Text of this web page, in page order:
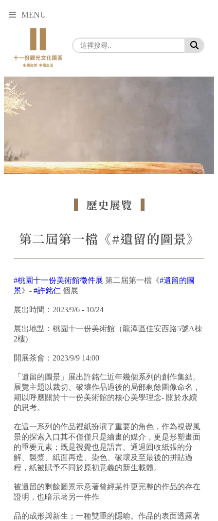
MENU
歷史展覽
第二屆第一檔《#遺留的圖景》
#桃園十一份美術館徵件展 第二屆第一檔《#遺留的圖
景》- #許銘仁 個展
展出時間：2023/9/6 - 10/24
展出地點：桃園十一份美術館（龍潭區佳安西路5號A棟
2樓)
開展茶會：2023/9/9 14:00
「遺留的圖景」展出許銘仁近年幾個系列的創作集結。
展覽主題以裁切、破壞作品過後的局部剩餘圖像命名，
期以呼應關於十一份美術館的核心美學理念- 關於永續
的思考。
在這一系列的作品裡紙扮演了重要的角色，作為視覺風
景的探索入口其不僅僅只是繪畫的媒介，更是形塑畫面
的重要元素；既是視覺也是語言。通過回收紙張的分
解、製漿、紙面再造、染色、破壞及至最後的拼貼過
程，紙被賦予不同於原初意義的新生載體。
被遺留的剩餘圖景示意著曾經某件更完整的作品的存在
證明，也暗示著另一件作
品的成形與新生；一種雙重的隱喻。作品的表面透露著